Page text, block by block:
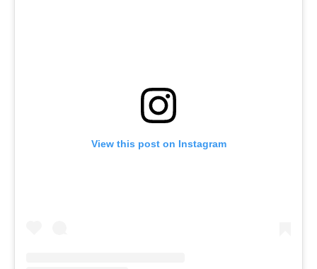
View this post on Instagram